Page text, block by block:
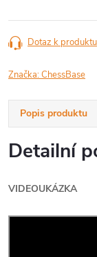
Dotaz k produktu
Značka:ChessBase
Popis produktu
Detailní
VIDEOUKÁZKA